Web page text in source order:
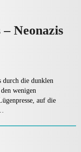
Neonazis
durch die dunklen
wenigen
auf die